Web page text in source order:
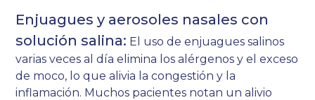
Enjuagues y aerosoles nasales con
solución salina: El uso de enjuagues salinos
varias veces al día elimina los alérgenos y el exceso
de moco, lo que alivia la congestión y la
inflamación. Muchos pacientes notan un alivio